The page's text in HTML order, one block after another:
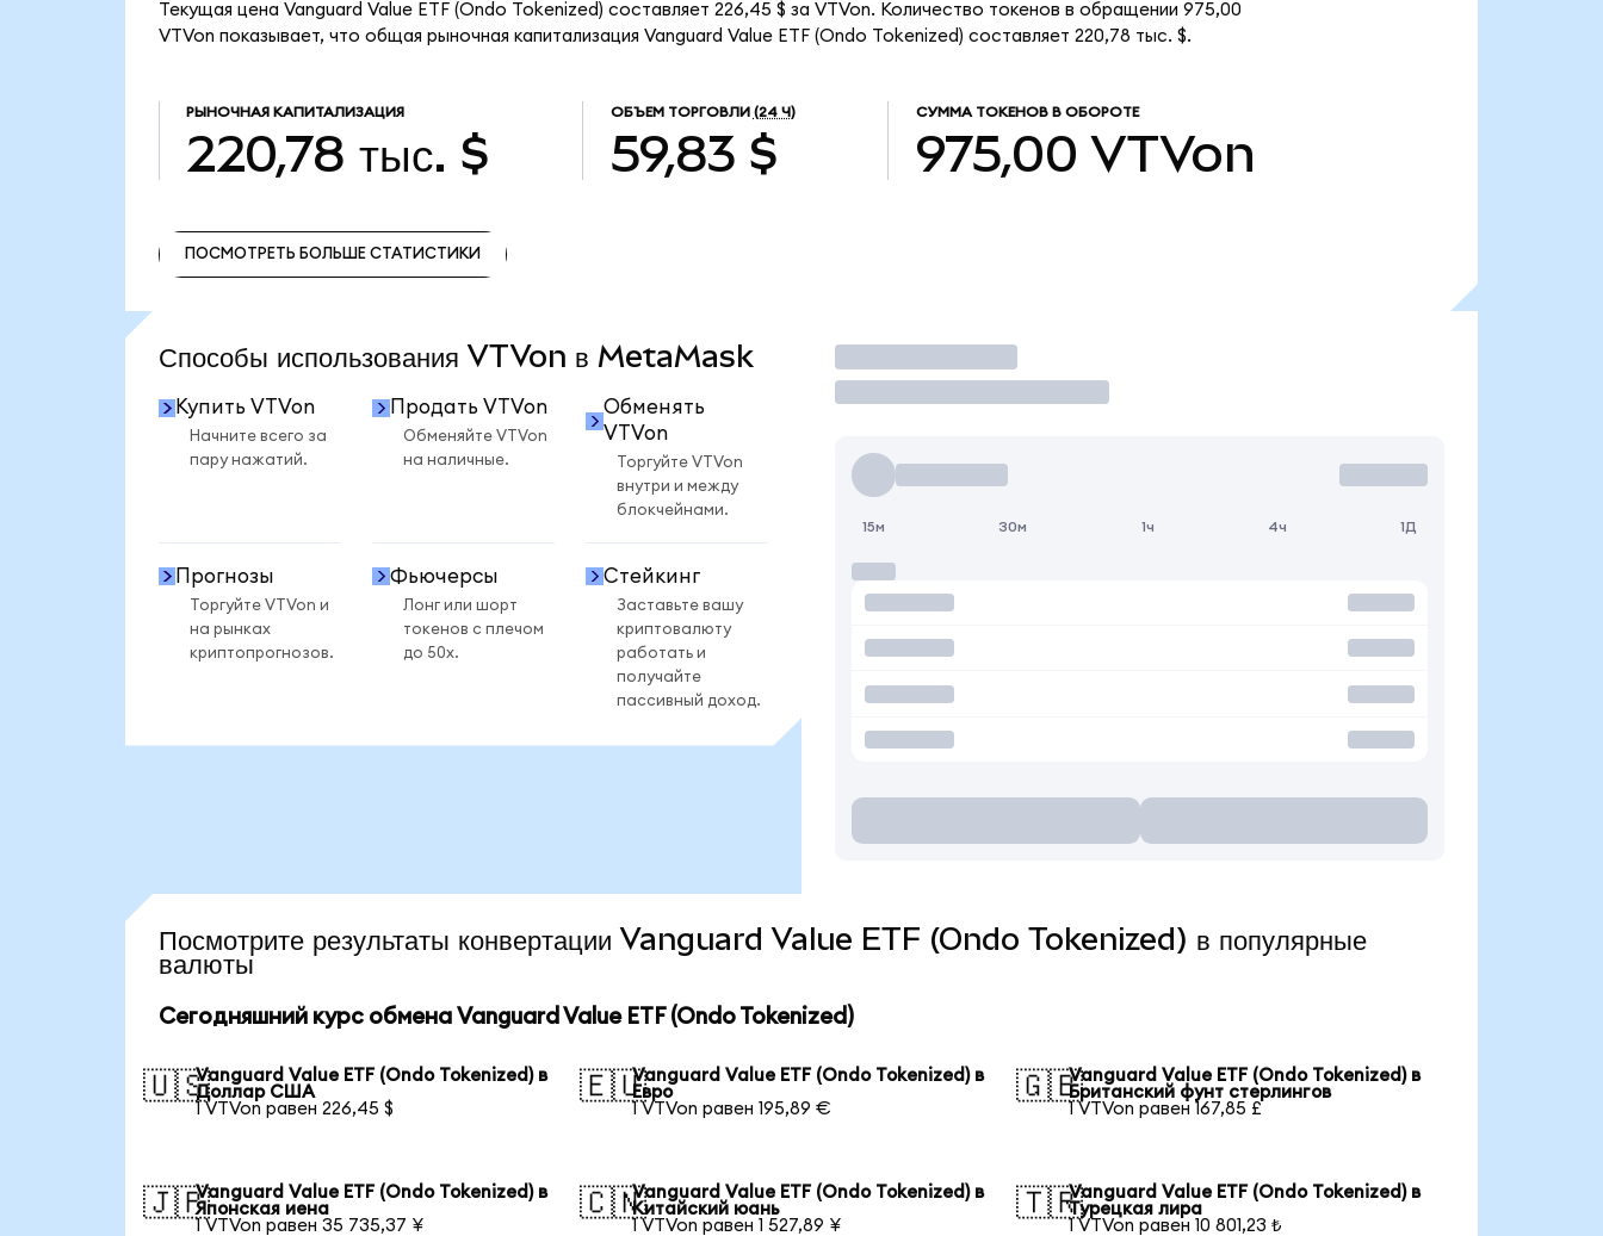
Текущая цена Vanguard Value ETF (Ondo Tokenized) составляет 226,45 $ за VTVon. Количество токенов в обращении 975,00
VTVon показывает, что общая рыночная капитализация Vanguard Value ETF (Ondo Tokenized) составляет 220,78 тыс. $.
РЫНОЧНАЯ КАПИТАЛИЗАЦИЯ
220,78 тыс. $
ОБЪЕМ ТОРГОВЛИ (24 Ч)
59,83 $
СУММА ТОКЕНОВ В ОБОРОТЕ
975,00 VTVon
ПОСМОТРЕТЬ БОЛЬШЕ СТАТИСТИКИ
Способы использования VTVon в MetaMask
Купить VTVon
Начните всего за
пару нажатий.
Продать VTVon
Обменяйте VTVon
на наличные.
Обменять
VTVon
Торгуйте VTVon
внутри и между
блокчейнами.
Прогнозы
Торгуйте VTVon и
на рынках
криптопрогнозов.
Фьючерсы
Лонг или шорт
токенов с плечом
до 50x.
Стейкинг
Заставьте вашу
криптовалюту
работать и
получайте
пассивный доход.
Торговать
15м 30м 1ч 4ч 1Д
Посмотрите результаты конвертации Vanguard Value ETF (Ondo Tokenized) в популярные
валюты
Сегодняшний курс обмена Vanguard Value ETF (Ondo Tokenized)
🇺🇸Vanguard Value ETF (Ondo Tokenized) в
Доллар США
1 VTVon равен 226,45 $
🇪🇺Vanguard Value ETF (Ondo Tokenized) в
Евро
1 VTVon равен 195,89 €
🇬🇧Vanguard Value ETF (Ondo Tokenized) в
Британский фунт стерлингов
1 VTVon равен 167,85 £
🇯🇵Vanguard Value ETF (Ondo Tokenized) в
Японская иена
1 VTVon равен 35 735,37 ¥
🇨🇳Vanguard Value ETF (Ondo Tokenized) в
Китайский юань
1 VTVon равен 1 527,89 ¥
🇹🇷Vanguard Value ETF (Ondo Tokenized) в
Турецкая лира
1 VTVon равен 10 801,23 ₺